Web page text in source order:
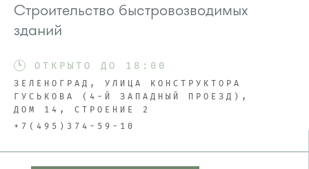
Строительство быстровозводимых
зданий
ОТКРЫТО ДО 18:00
ЗЕЛЕНОГРАД, УЛИЦА КОНСТРУКТОРА
ГУСЬКОВА (4-Й ЗАПАДНЫЙ ПРОЕЗД),
ДОМ 14, СТРОЕНИЕ 2
+7(495)374-59-10